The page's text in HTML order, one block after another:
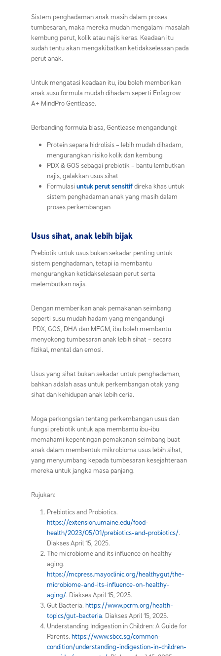
Sistem penghadaman anak masih dalam proses
tumbesaran, maka mereka mudah mengalami masalah
kembung perut, kolik atau najis keras. Keadaan itu
sudah tentu akan mengakibatkan ketidakselesaan pada
perut anak.
Untuk mengatasi keadaan itu, ibu boleh memberikan
anak susu formula mudah dihadam seperti Enfagrow
A+ MindPro Gentlease.
Berbanding formula biasa, Gentlease mengandungi:
Protein separa hidrolisis – lebih mudah dihadam,
mengurangkan risiko kolik dan kembung
PDX & GOS sebagai prebiotik – bantu lembutkan
najis, galakkan usus sihat
Formulasi untuk perut sensitifdireka khas untuk
sistem penghadaman anak yang masih dalam
proses perkembangan
Usus sihat, anak lebih bijak
Prebiotik untuk ususbukan sekadar penting untuk
sistem penghadaman, tetapi ia membantu
mengurangkan ketidakselesaan perut serta
melembutkan najis.
Dengan memberikan anak pemakanan seimbang
seperti susu mudah hadam yang mengandungi
PDX, GOS, DHA dan MFGM, ibu boleh membantu
menyokong tumbesaran anak lebih sihat – secara
fizikal, mental dan emosi.
Usus yang sihat bukan sekadar untuk penghadaman,
bahkan adalah asas untuk perkembangan otak yang
sihat dan kehidupan anak lebih ceria.
Moga perkongsian tentang perkembangan usus dan
fungsi prebiotik untuk apa membantu ibu-ibu
memahami kepentingan pemakanan seimbang buat
anak dalam membentuk mikrobioma usus lebih sihat,
yang menyumbang kepada tumbesaran kesejahteraan
mereka untuk jangka masa panjang.
Rujukan:
Prebiotics and Probiotics.
https://extension.umaine.edu/food-
health/2023/05/01/prebiotics-and-probiotics/.
Diakses April 15, 2025.
The microbiome and its influence on healthy
aging.
https://mcpress.mayoclinic.org/healthygut/the-
microbiome-and-its-influence-on-healthy-
aging/. Diakses April 15, 2025.
Gut Bacteria. https://www.pcrm.org/health-
topics/gut-bacteria. Diakses April 15, 2025.
Understanding Indigestion in Children: A Guide for
Parents. https://www.sbcc.sg/common-
condition/understanding-indigestion-in-children-